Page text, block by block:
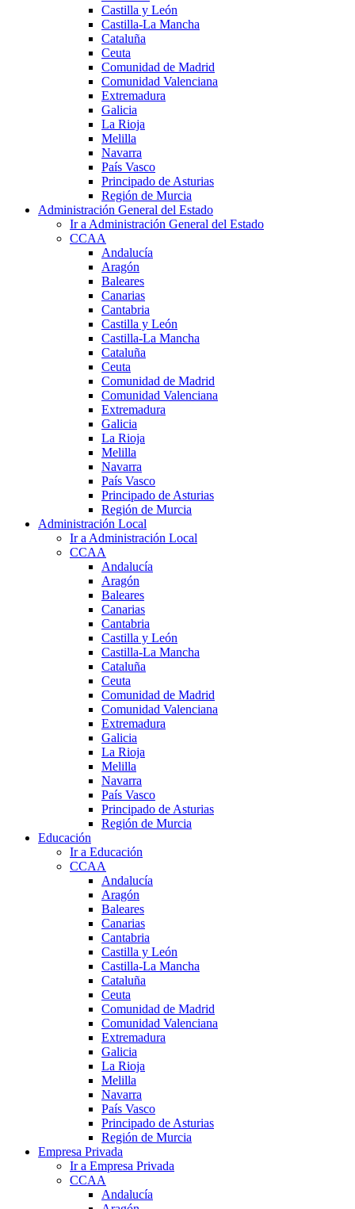
Castilla y León
Castilla-La Mancha
Cataluña
Ceuta
Comunidad de Madrid
Comunidad Valenciana
Extremadura
Galicia
La Rioja
Melilla
Navarra
País Vasco
Principado de Asturias
Región de Murcia
Administración General del Estado
Ir a Administración General del Estado
CCAA
Andalucía
Aragón
Baleares
Canarias
Cantabria
Castilla y León
Castilla-La Mancha
Cataluña
Ceuta
Comunidad de Madrid
Comunidad Valenciana
Extremadura
Galicia
La Rioja
Melilla
Navarra
País Vasco
Principado de Asturias
Región de Murcia
Administración Local
Ir a Administración Local
CCAA
Andalucía
Aragón
Baleares
Canarias
Cantabria
Castilla y León
Castilla-La Mancha
Cataluña
Ceuta
Comunidad de Madrid
Comunidad Valenciana
Extremadura
Galicia
La Rioja
Melilla
Navarra
País Vasco
Principado de Asturias
Región de Murcia
Educación
Ir a Educación
CCAA
Andalucía
Aragón
Baleares
Canarias
Cantabria
Castilla y León
Castilla-La Mancha
Cataluña
Ceuta
Comunidad de Madrid
Comunidad Valenciana
Extremadura
Galicia
La Rioja
Melilla
Navarra
País Vasco
Principado de Asturias
Región de Murcia
Empresa Privada
Ir a Empresa Privada
CCAA
Andalucía